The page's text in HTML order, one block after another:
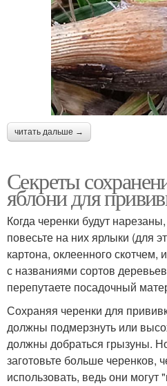
читать дальше →
Секреты
яблони для
Когда черенки будут
повесьте на них ярлыки (для
картона, оклеенного скотчем,
с названиями сортов
перепутаете посадочный
Сохраняя черенки для
должны подмерзнуть или
должны добраться грызуны.
заготовьте больше черенков,
использовать, ведь они могут